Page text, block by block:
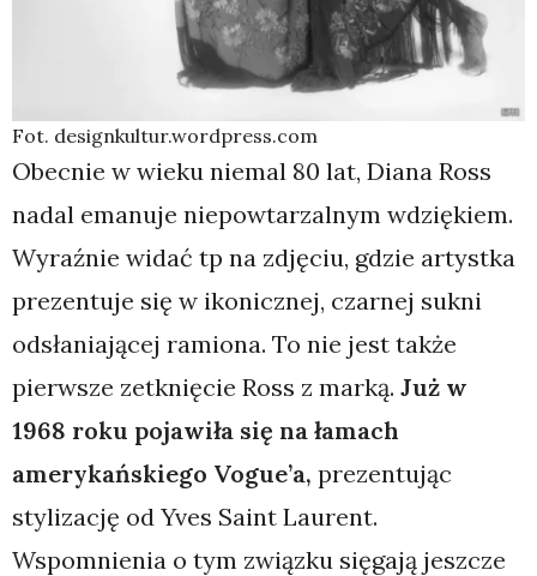
Fot. designkultur.wordpress.com
Obecnie w wieku niemal 80 lat, Diana Ross
nadal emanuje niepowtarzalnym wdziękiem.
Wyraźnie widać tp na zdjęciu, gdzie artystka
prezentuje się w ikonicznej, czarnej sukni
odsłaniającej ramiona. To nie jest także
pierwsze zetknięcie Ross z marką. Już w
1968 roku pojawiła się na łamach
amerykańskiego Vogue’a, prezentując
stylizację od Yves Saint Laurent.
Wspomnienia o tym związku sięgają jeszcze